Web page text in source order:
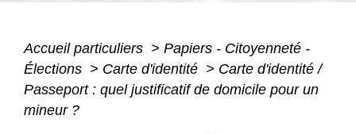
Accueil particuliers > Papiers - Citoyenneté -
Élections > Carte d'identité > Carte d'identité /
Passeport : quel justificatif de domicile pour un
mineur ?